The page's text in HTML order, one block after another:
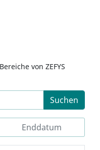
von ZEFYS
Suchen